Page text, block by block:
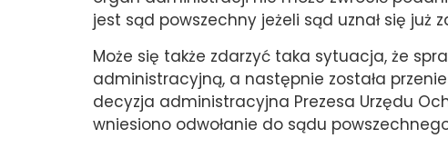
jest sąd powszechny jeżeli sąd uznał się już
Może się także zdarzyć taka sytuacja, że
administracyjną, a następnie została
decyzja administracyjna Prezesa Urzędu
wniesiono odwołanie do sądu